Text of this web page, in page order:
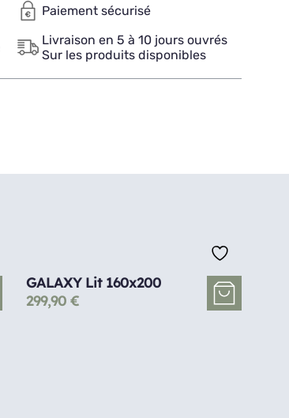
Paiement sécurisé
Livraison en 5 à 10 jours ouvrés
Sur les produits disponibles
GALAXY Lit 160x200
299,90 €